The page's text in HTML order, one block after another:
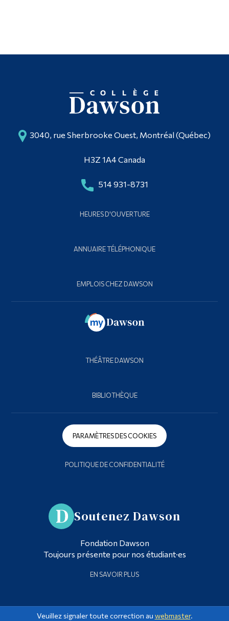
3040, rue Sherbrooke Ouest, Montréal (Québec)
H3Z 1A4 Canada
514 931-8731
HEURES D'OUVERTURE
ANNUAIRE TÉLÉPHONIQUE
EMPLOIS CHEZ DAWSON
THÉÂTRE DAWSON
BIBLIOTHÈQUE
PARAMÈTRES DES COOKIES
POLITIQUE DE CONFIDENTIALITÉ
Soutenez Dawson
Fondation Dawson
Toujours présente pour nos étudiant·es
EN SAVOIR PLUS
Veuillez signaler toute correction au webmaster.